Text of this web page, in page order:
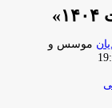
موسس و